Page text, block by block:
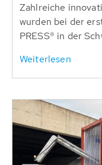
Zahlreiche
wurden bei der
PRESS® in der
Weiterlesen